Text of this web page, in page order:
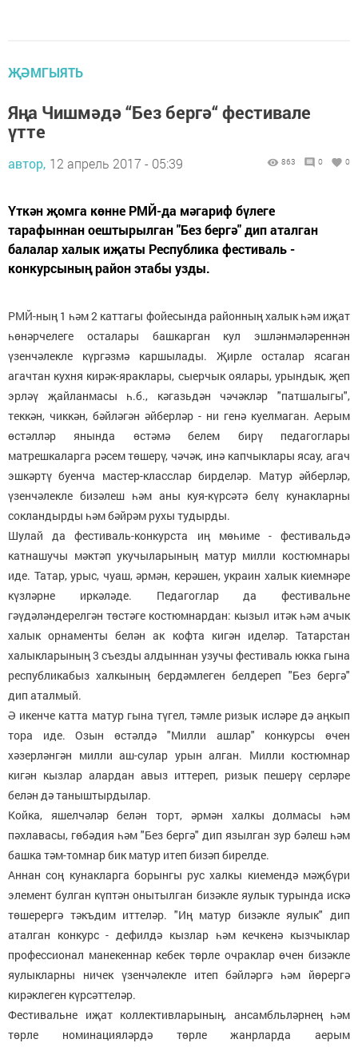
ҖӘМГЫЯТЬ
Яңа Чишмәдә “Без бергә“ фестивале
үтте
автор, 12 апрель 2017 - 05:39 863 0 0
Үткән җомга көнне РМЙ-да мәгариф бүлеге
тарафыннан оештырылган "Без бергә" дип аталган
балалар халык иҗаты Республика фестиваль -
конкурсының район этабы узды.
РМЙ-ның 1 һәм 2 каттагы фойесында районның халык һәм иҗат
һөнәрчелеге осталары башкарган кул эшләнмәләреннән
үзенчәлекле күргәзмә каршылады. Җирле осталар ясаган
агачтан кухня кирәк-яраклары, сыерчык оялары, урындык, җеп
эрләү җайланмасы һ.б., кәгазьдән чәчәкләр "патшалыгы",
теккән, чиккән, бәйләгән әйберләр - ни генә куелмаган. Аерым
өстәлләр янында өстәмә белем бирү педагоглары
матрешкаларга рәсем төшерү, чәчәк, инә капчыклары ясау, агач
эшкәртү буенча мастер-класслар бирделәр. Матур әйберләр,
үзенчәлекле бизәлеш һәм аны куя-күрсәтә белү кунакларны
сокландырды һәм бәйрәм рухы тудырды.
Шулай да фестиваль-конкурста иң мөһиме - фестивальдә
катнашучы мәктәп укучыларының матур милли костюмнары
иде. Татар, урыс, чуаш, әрмән, керәшен, украин халык киемнәре
күзләрне иркәләде. Педагоглар да фестивальне
гәүдәләндерелгән төстәге костюмнардан: кызыл итәк һәм ачык
халык орнаменты белән ак кофта кигән иделәр. Татарстан
халыкларының 3 съезды алдыннан узучы фестиваль юкка гына
республикабыз халкының бердәмлеген белдереп "Без бергә"
дип аталмый.
Ә икенче катта матур гына түгел, тәмле ризык исләре дә аңкып
тора иде. Озын өстәлдә "Милли ашлар" конкурсы өчен
хәзерләнгән милли аш-сулар урын алган. Милли костюмнар
кигән кызлар алардан авыз иттереп, ризык пешерү серләре
белән дә таныштырдылар.
Койка, яшелчәләр белән торт, әрмән халкы долмасы һәм
пәхлавасы, гөбәдия һәм "Без бергә" дип язылган зур бәлеш һәм
башка тәм-томнар бик матур итеп бизәп бирелде.
Аннан соң кунакларга борынгы рус халкы киемендә мәҗбүри
элемент булган күптән онытылган бизәкле яулык турында искә
төшерергә тәкъдим иттеләр. "Иң матур бизәкле яулык" дип
аталган конкурс - дефилдә кызлар һәм кечкенә кызчыклар
профессионал манекеннар кебек төрле очраклар өчен бизәкле
яулыкларны ничек үзенчәлекле итеп бәйләргә һәм йөрергә
кирәклеген күрсәттеләр.
Фестивальне иҗат коллективларының, ансамбльләрнең һәм
төрле номинацияләрдә төрле жанрларда аерым